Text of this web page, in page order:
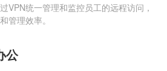
VPN统一管理和监控员工的远程访问，
管理效率。
公